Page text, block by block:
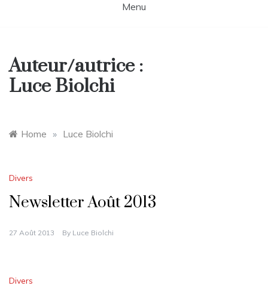
élèves du master Politique et
Menu
Auteur/autrice :
Luce Biolchi
Home » Luce Biolchi
Divers
Newsletter Août 2013
27 Août 2013 By Luce Biolchi
Divers